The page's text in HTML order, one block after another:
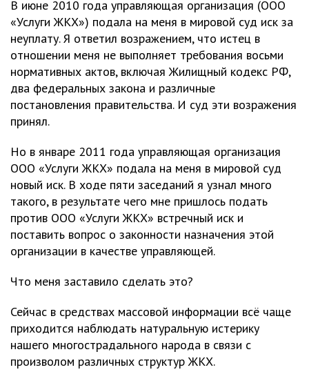
В июне 2010 года управляющая организация (ООО
«Услуги ЖКХ») подала на меня в мировой суд иск за
неуплату. Я ответил возражением, что истец в
отношении меня не выполняет требования восьми
нормативных актов, включая Жилищный кодекс РФ,
два федеральных закона и различные
постановления правительства. И суд эти возражения
принял.
Но в январе 2011 года управляющая организация
ООО «Услуги ЖКХ» подала на меня в мировой суд
новый иск. В ходе пяти заседаний я узнал много
такого, в результате чего мне пришлось подать
против ООО «Услуги ЖКХ» встречный иск и
поставить вопрос о законности назначения этой
организации в качестве управляющей.
Что меня заставило сделать это?
Сейчас в средствах массовой информации всё чаще
приходится наблюдать натуральную истерику
нашего многострадального народа в связи с
произволом различных структур ЖКХ.